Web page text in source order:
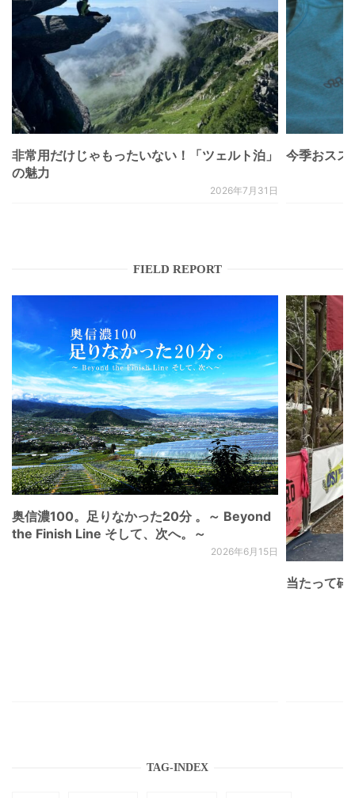
非常用だけじゃもったいない！「ツェルト泊」
の魅力
2026年7月31日
今季おスス
FIELD REPORT
奥信濃100。足りなかった20分 。～ Beyond
the Finish Line そして、次へ。～
2026年6月15日
当たって砕
TAG-INDEX